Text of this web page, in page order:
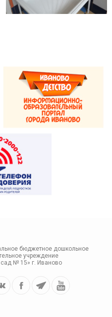
бюджетное дошкольное
учреждение
№ 15» г. Иваново